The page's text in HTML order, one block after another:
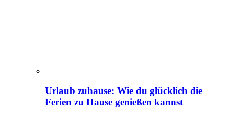
Urlaub zuhause: Wie du glücklich die
Ferien zu Hause genießen kannst